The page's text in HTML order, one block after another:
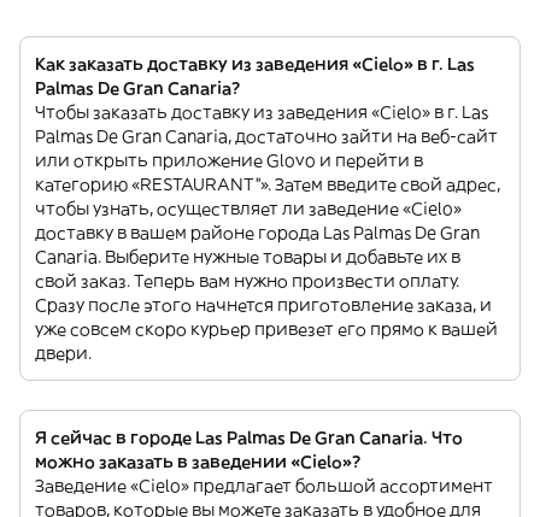
Как заказать доставку из заведения «Cielo» в г. Las
Palmas De Gran Canaria?
Чтобы заказать доставку из заведения «Cielo» в г. Las
Palmas De Gran Canaria, достаточно зайти на веб-сайт
или открыть приложение Glovo и перейти в
категорию «RESTAURANT”». Затем введите свой адрес,
чтобы узнать, осуществляет ли заведение «Cielo»
доставку в вашем районе города Las Palmas De Gran
Canaria. Выберите нужные товары и добавьте их в
свой заказ. Теперь вам нужно произвести оплату.
Сразу после этого начнется приготовление заказа, и
уже совсем скоро курьер привезет его прямо к вашей
двери.
Я сейчас в городе Las Palmas De Gran Canaria. Что
можно заказать в заведении «Cielo»?
Заведение «Cielo» предлагает большой ассортимент
товаров, которые вы можете заказать в удобное для